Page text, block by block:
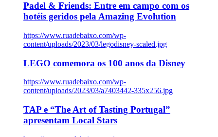
Padel & Friends: Entre em campo com os
hotéis geridos pela Amazing Evolution
https://www.ruadebaixo.com/wp-
content/uploads/2023/03/legodisney-scaled.jpg
LEGO comemora os 100 anos da Disney
https://www.ruadebaixo.com/wp-
content/uploads/2023/03/a7403442-335x256.jpg
TAP e “The Art of Tasting Portugal”
apresentam Local Stars